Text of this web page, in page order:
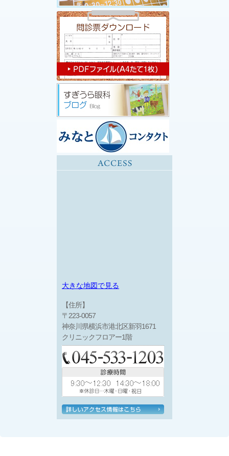
大きな地図で見る
【住所】
〒223-0057
神奈川県横浜市港北区新羽1671
クリニックフロアー1階